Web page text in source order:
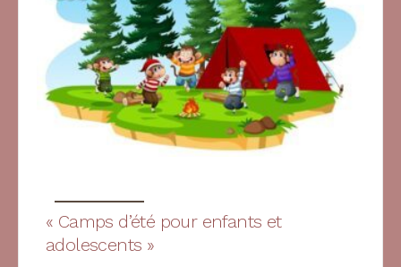
« Camps d’été pour enfants et
adolescents »